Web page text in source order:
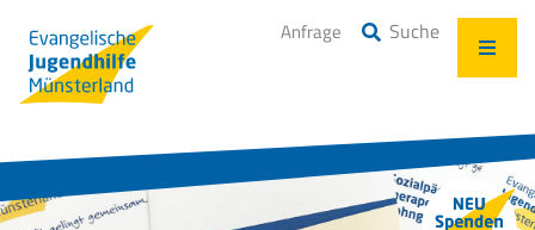
Anfrage Suche